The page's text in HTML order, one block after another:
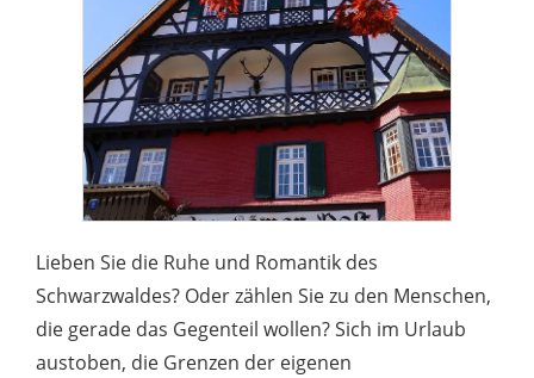
Lieben Sie die Ruhe und Romantik des
Schwarzwaldes? Oder zählen Sie zu den Menschen,
die gerade das Gegenteil wollen? Sich im Urlaub
austoben, die Grenzen der eigenen